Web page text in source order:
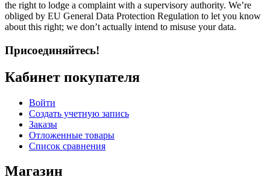
the right to lodge a complaint with a supervisory authority. We’re
obliged by EU General Data Protection Regulation to let you know
about this right; we don’t actually intend to misuse your data.
Присоединяйтесь!
Кабинет покупателя
Войти
Создать учетную запись
Заказы
Отложенные товары
Список сравнения
Магазин